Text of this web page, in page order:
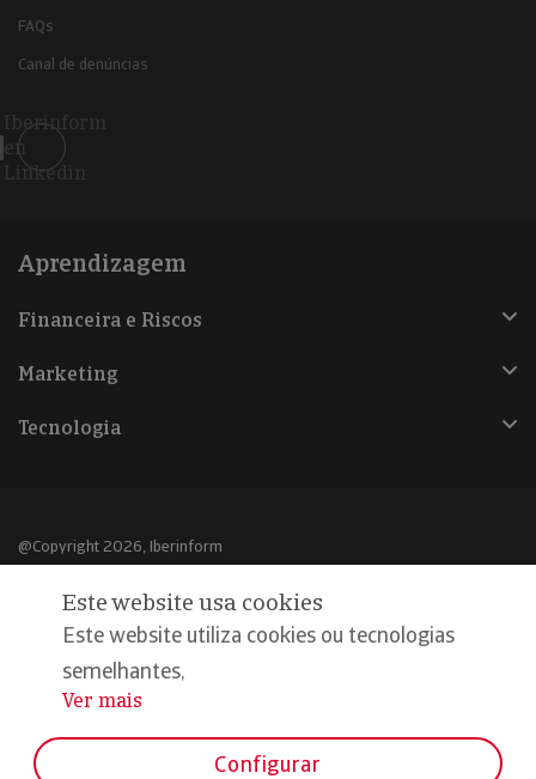
FAQs
Canal de denúncias
Iberinform
en
Linkedin
Aprendizagem
Financeira e Riscos
Marketing
Tecnologia
@Copyright 2026, Iberinform
Aviso legal
Política de cookies
Declaração de privacidade
Este website usa cookies
Este website utiliza cookies ou tecnologias
semelhantes,
...
Ver mais
Configurar